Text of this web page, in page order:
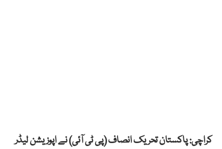
کراچی: پاکستان تحریک انصاف (پی ٹی آئی) نے اپوزیشن لیڈر